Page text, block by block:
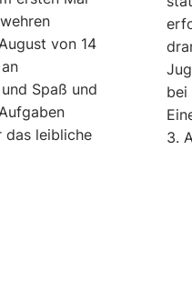
von 14
Spaß und
das leibliche
bei
3.